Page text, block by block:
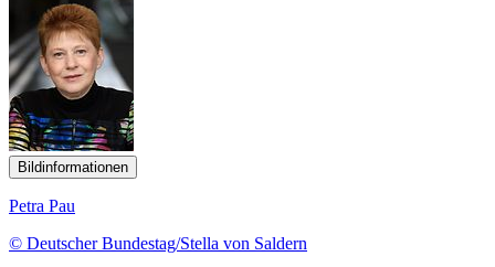
Bildinformationen
Petra Pau
© Deutscher Bundestag/Stella von Saldern